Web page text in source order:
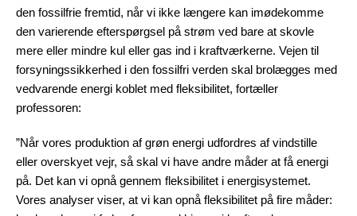
den fossilfrie fremtid, når vi ikke længere kan imødekomme
den varierende efterspørgsel på strøm ved bare at skovle
mere eller mindre kul eller gas ind i kraftværkerne. Vejen til
forsyningssikkerhed i den fossilfri verden skal brolægges med
vedvarende energi koblet med fleksibilitet, fortæller
professoren:
”Når vores produktion af grøn energi udfordres af vindstille
eller overskyet vejr, så skal vi have andre måder at få energi
på. Det kan vi opnå gennem fleksibilitet i energisystemet.
Vores analyser viser, at vi kan opnå fleksibilitet på fire måder: